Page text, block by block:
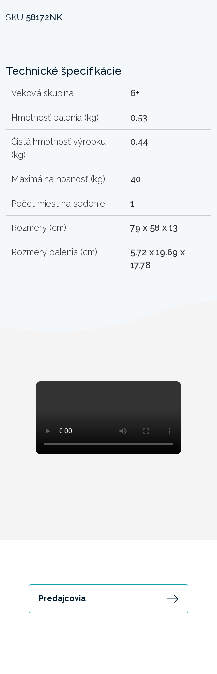
SKU 58172NK
Technické špecifikácie
Veková skupina 6+
Hmotnosť balenia (kg) 0.53
Čistá hmotnosť výrobku
(kg)
0.44
Maximálna nosnosť (kg) 40
Počet miest na sedenie 1
Rozmery (cm) 79 x 58 x 13
Rozmery balenia (cm)
5.72 x 19.69 x
17.78
Predajcovia